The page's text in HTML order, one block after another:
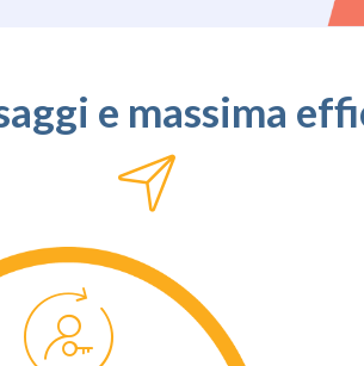
e massima